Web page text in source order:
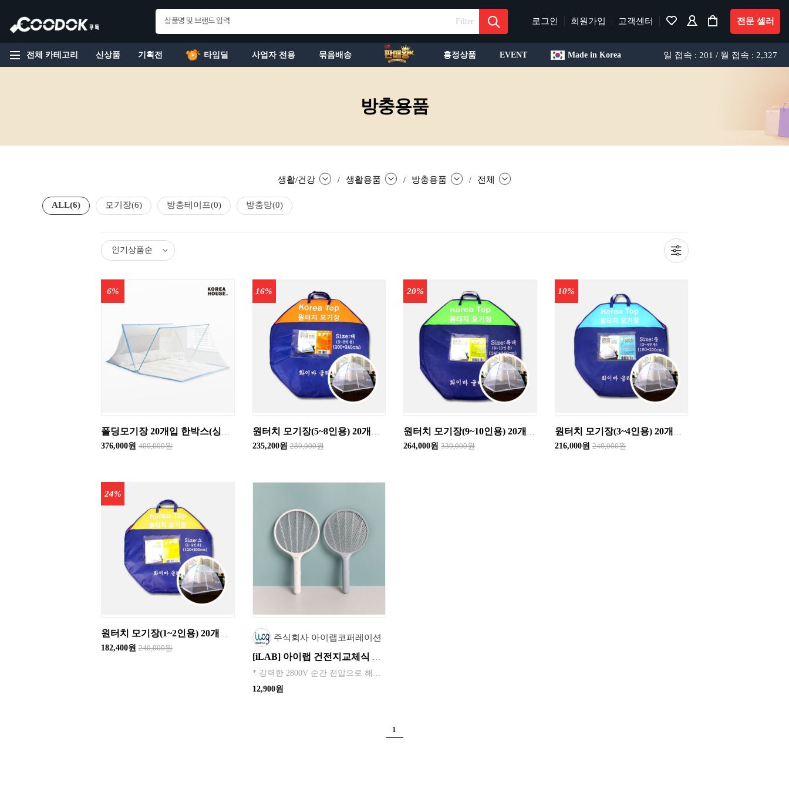
Filter 로그인 회원가입 고객센터 전문 셀러
전체 카테고리 신상품 기획전 타임딜 사업자 전용 묶음배송 흥정상품 EVENT Made in Korea 일 접속 : 201 / 월 접속 : 2,327
방충용품
생활/건강 / 생활용품 / 방충용품 / 전체
ALL(6) 모기장(6) 방충테이프(0) 방충망(0)
6%
376,000원 400,000원
16%
235,200원 280,000원
20%
264,000원 330,000원
10%
216,000원 240,000원
원터치 모기장(1~2인용) 20개입 한박스단위 판매
24%
182,400원 240,000원
주식회사 아이랩코퍼레이션
[iLAB] 아이랩 건전지교체식 전기모기채 / iLAB-EMR
* 강력한 2800V 순간 전압으로 해충 제거 * 감전 위험을 줄여주는 안전한 3중망
12,900원
1